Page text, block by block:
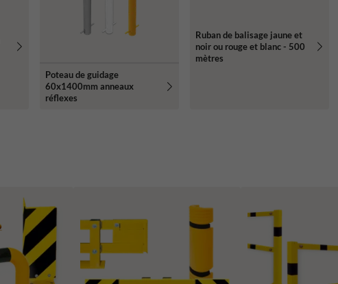
Poteau de guidage
60x1400mm anneaux
réflexes
Ruban de balisage jaune et
noir ou rouge et blanc - 500
mètres